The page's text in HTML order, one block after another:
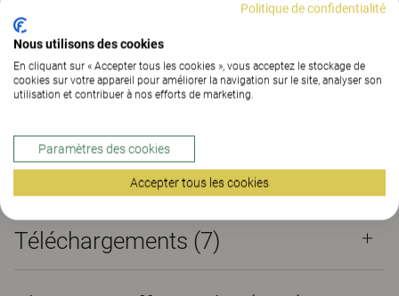
The Better Effect Index (2,16)
Certificats
Matériaux
Téléchargements (7)
Politique de confidentialité
Nous utilisons des cookies
En cliquant sur « Accepter tous les cookies », vous acceptez le stockage de
cookies sur votre appareil pour améliorer la navigation sur le site, analyser son
utilisation et contribuer à nos efforts de marketing.
Paramètres des cookies
Accepter tous les cookies